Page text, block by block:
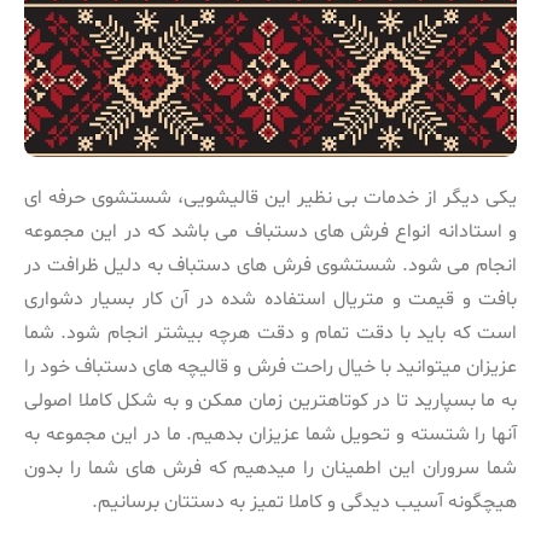
یکی دیگر از خدمات بی نظیر این قالیشویی، شستشوی حرفه ای
و استادانه انواع فرش های دستباف می باشد که در این مجموعه
انجام می شود. شستشوی فرش های دستباف به دلیل ظرافت در
بافت و قیمت و متریال استفاده شده در آن کار بسیار دشواری
است که باید با دقت تمام و دقت هرچه بیشتر انجام شود. شما
عزیزان میتوانید با خیال راحت فرش و قالیچه های دستباف خود را
به ما بسپارید تا در کوتاهترین زمان ممکن و به شکل کاملا اصولی
آنها را شتسته و تحویل شما عزیزان بدهیم. ما در این مجموعه به
شما سروران این اطمینان را میدهیم که فرش های شما را بدون
هیچگونه آسیب دیدگی و کاملا تمیز به دستتان برسانیم.